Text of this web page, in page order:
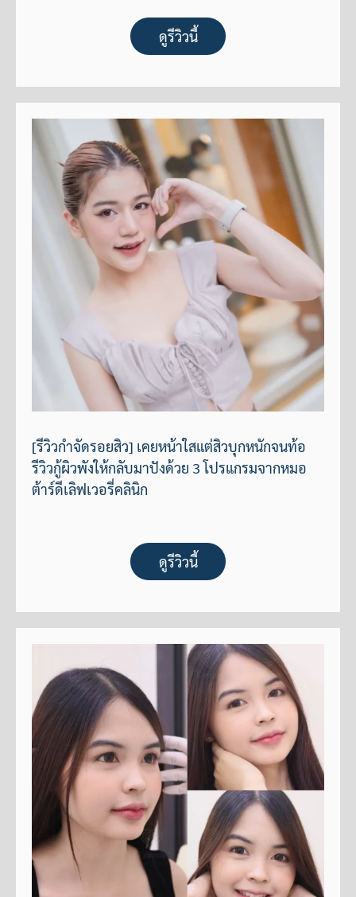
ดูรีวิวนี้
[รีวิวกำจัดรอยสิว] เคยหน้าใสแต่สิวบุกหนักจนท้อ
รีวิวกู้ผิวพังให้กลับมาปังด้วย 3 โปรแกรมจากหมอ
ต้าร์ดีเลิฟเวอรี่คลินิก
ดูรีวิวนี้